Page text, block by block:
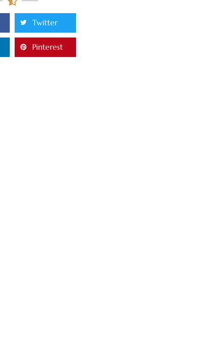
Twitter
Pinterest